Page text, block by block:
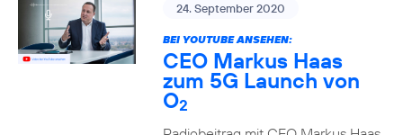
24. September 2020
BEI YOUTUBE ANSEHEN:
CEO Markus Haas
zum 5G Launch von
O2